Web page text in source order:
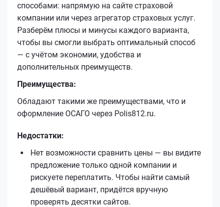
способами: напрямую на сайте страховой
компании или через агрегатор страховых услуг.
Разберём плюсы и минусы каждого варианта,
чтобы вы смогли выбрать оптимальный способ
— с учётом экономии, удобства и
дополнительных преимуществ.
Преимущества:
Обладают такими же преимуществами, что и
оформление ОСАГО через Polis812.ru.
Недостатки:
Нет возможности сравнить цены — вы видите
предложение только одной компании и
рискуете переплатить. Чтобы найти самый
дешёвый вариант, придётся вручную
проверять десятки сайтов.